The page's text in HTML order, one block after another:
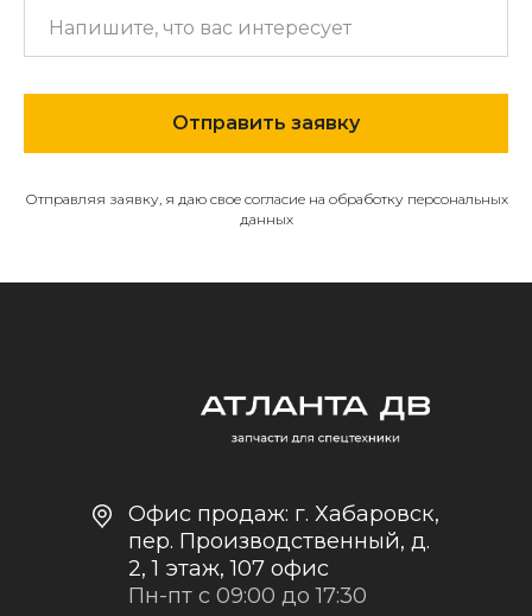
Отправить заявку
Отправляя заявку, я даю свое согласие на обработку персональных
данных
МЕНЮ
О компании
Доставка и оплата
конфиденциальности
Отправить заявку